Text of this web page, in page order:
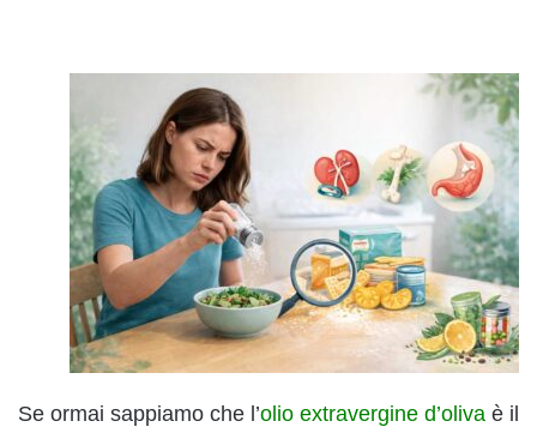
Se ormai sappiamo che l’olio extravergine d’oliva è il